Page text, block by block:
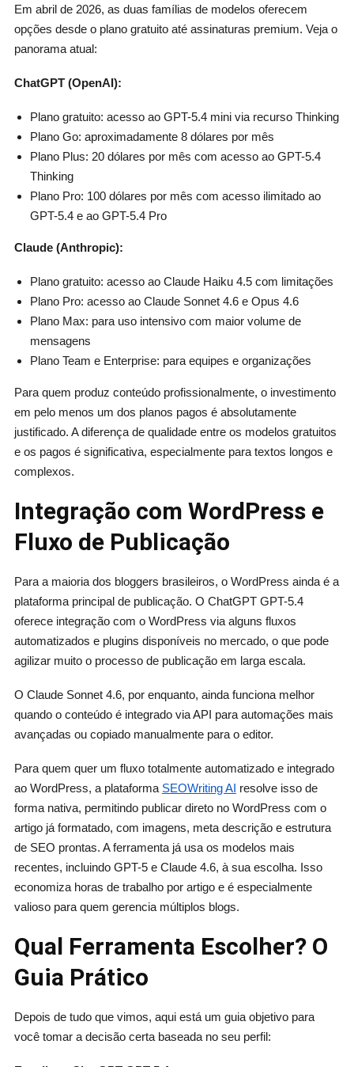
Em abril de 2026, as duas famílias de modelos oferecem
opções desde o plano gratuito até assinaturas premium. Veja o
panorama atual:
ChatGPT (OpenAI):
Plano gratuito: acesso ao GPT-5.4 mini via recurso Thinking
Plano Go: aproximadamente 8 dólares por mês
Plano Plus: 20 dólares por mês com acesso ao GPT-5.4
Thinking
Plano Pro: 100 dólares por mês com acesso ilimitado ao
GPT-5.4 e ao GPT-5.4 Pro
Claude (Anthropic):
Plano gratuito: acesso ao Claude Haiku 4.5 com limitações
Plano Pro: acesso ao Claude Sonnet 4.6 e Opus 4.6
Plano Max: para uso intensivo com maior volume de
mensagens
Plano Team e Enterprise: para equipes e organizações
Para quem produz conteúdo profissionalmente, o investimento
em pelo menos um dos planos pagos é absolutamente
justificado. A diferença de qualidade entre os modelos gratuitos
e os pagos é significativa, especialmente para textos longos e
complexos.
Integração com WordPress e
Fluxo de Publicação
Para a maioria dos bloggers brasileiros, o WordPress ainda é a
plataforma principal de publicação. O ChatGPT GPT-5.4
oferece integração com o WordPress via alguns fluxos
automatizados e plugins disponíveis no mercado, o que pode
agilizar muito o processo de publicação em larga escala.
O Claude Sonnet 4.6, por enquanto, ainda funciona melhor
quando o conteúdo é integrado via API para automações mais
avançadas ou copiado manualmente para o editor.
Para quem quer um fluxo totalmente automatizado e integrado
ao WordPress, a plataforma SEOWriting AI resolve isso de
forma nativa, permitindo publicar direto no WordPress com o
artigo já formatado, com imagens, meta descrição e estrutura
de SEO prontas. A ferramenta já usa os modelos mais
recentes, incluindo GPT-5 e Claude 4.6, à sua escolha. Isso
economiza horas de trabalho por artigo e é especialmente
valioso para quem gerencia múltiplos blogs.
Qual Ferramenta Escolher? O
Guia Prático
Depois de tudo que vimos, aqui está um guia objetivo para
você tomar a decisão certa baseada no seu perfil: